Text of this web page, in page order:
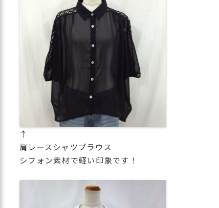
↑
肩レースシャツブラウス
シフォン素材で軽い印象です！